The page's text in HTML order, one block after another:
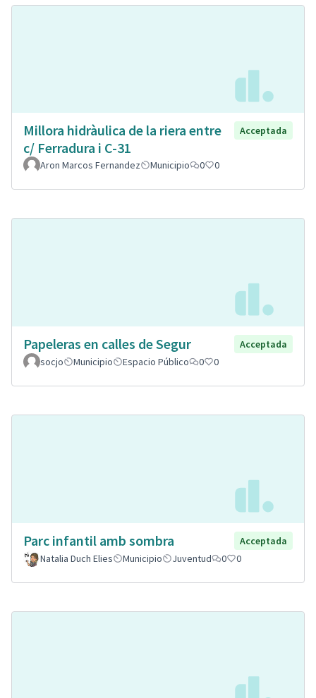
Millora hidràulica de la riera entre
c/ Ferradura i C-31
Acceptada
Aron Marcos Fernandez Municipio 0 0
Papeleras en calles de Segur
Acceptada
socjo
Municipio Espacio Público 0 0
Parc infantil amb sombra
Acceptada
Natalia Duch Elies
Municipio Juventud 0 0